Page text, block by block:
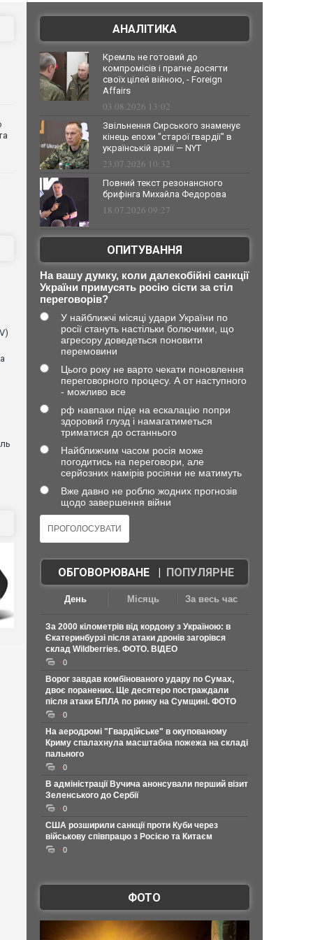
АНАЛІТИКА
Кремль не готовий до
компромісів і прагне досягти
своїх цілей війною, - Foreign
Affairs
03.08.2026 13:02
Звільнення Сирського знаменує
кінець епохи "старої гвардії" в
українській армії — NYT
23.07.2026 10:32
Повний текст резонансного
брифінга Михайла Федорова
18.07.2026 09:27
ОПИТУВАННЯ
На вашу думку, коли далекобійні санкції
України примусять росію сісти за стіл
переговорів?
У найближчі місяці удари України по
росії стануть настільки болючими, що
агресору доведеться поновити
перемовини
Цього року не варто чекати поновлення
переговорного процесу. А от наступного
- можливо все
рф навпаки піде на ескалацію попри
здоровий глузд і намагатиметься
триматися до останнього
Найближчим часом росія може
погодитись на переговори, але
серйозних намірів росіяни не матимуть
Вже давно не роблю жодних прогнозів
щодо завершення війни
ОБГОВОРЮВАНЕ| ПОПУЛЯРНЕ
День Місяць За весь час
За 2000 кілометрів від кордону з Україною: в
Єкатеринбурзі після атаки дронів загорівся
склад Wildberries. ФОТО. ВІДЕО
0
Ворог завдав комбінованого удару по Сумах,
двоє поранених. Ще десятеро постраждали
після атаки БПЛА по ринку на Сумщині. ФОТО
0
На аеродромі "Гвардійське" в окупованому
Криму спалахнула масштабна пожежа на складі
пального
0
В адміністрації Вучича анонсували перший візит
Зеленського до Сербії
0
США розширили санкції проти Куби через
військову співпрацю з Росією та Китаєм
0
ФОТО